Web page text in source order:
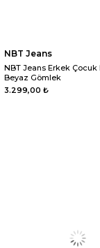
NBT Jeans
NBT Jeans Erkek Çocuk
Beyaz Gömlek
3.299,00 ₺